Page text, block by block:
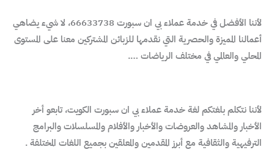
لأننا الأفضل في خدمة عملاء بي ان سبورت 66633738، لا شيء يضاهي
أعمالنا المميزة والحصرية التي نقدمها للزبائن المشتركين معنا على المستوى
المحلي والعالمي في مختلف الرياضات ….
لأننا نتكلم بلغتكم لغة خدمة عملاء بي ان سبورت الكويت، تابعو أخر
الأخبار والمشاهد والعروضات والأخبار والأفلام والمسلسلات والبرامج
الترفيهية والثقافية مع أبرز المقدمين والمعلقين بجميع اللغات المختلفة .